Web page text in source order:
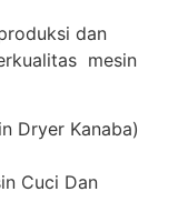
dan
mesin
Dryer Kanaba)
Cuci Dan